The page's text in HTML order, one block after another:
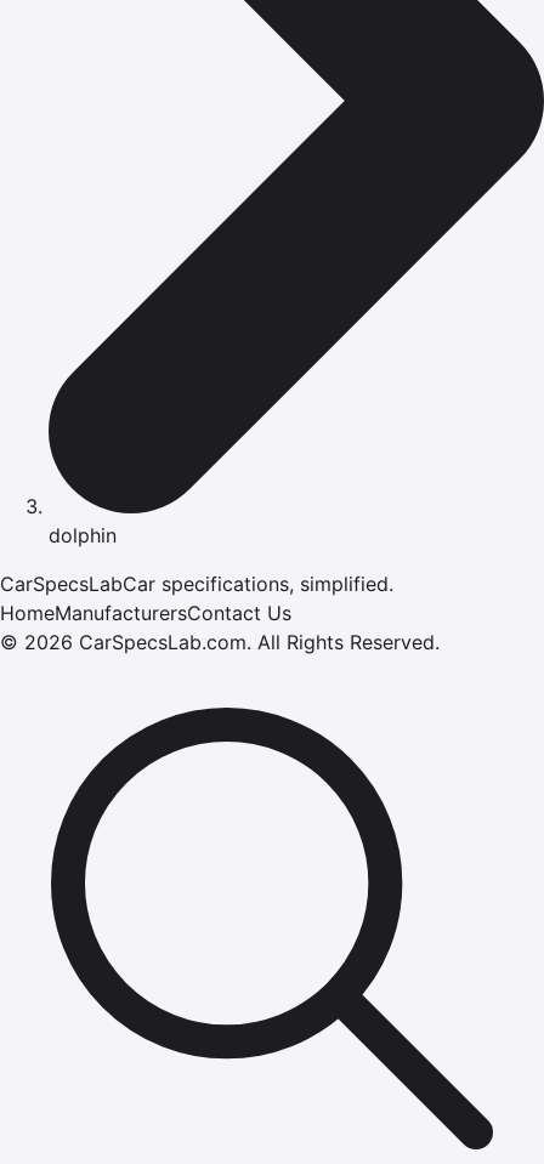
dolphin
CarSpecsLabCar specifications, simplified.
HomeManufacturersContact Us
© 2026 CarSpecsLab.com. All Rights Reserved.